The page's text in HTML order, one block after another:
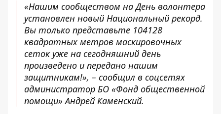
«Нашим сообществом на День волонтера
установлен новый Национальный рекорд.
Вы только представьте 104128
квадратных метров маскировочных
сеток уже на сегодняшний день
произведено и передано нашим
защитникам!», – сообщил в соцсетях
администратор БО «Фонд общественной
помощи» Андрей Каменский.